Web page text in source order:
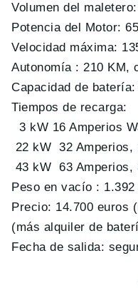
Volumen del
Potencia del Motor:
Velocidad máxima:
Autonomía : 210 KM,
Capacidad de
Tiempos de recarga:
3 kW 16 Amperios
22 kW 32 Amperios,
43 kW 63 Amperios,
Peso en vacío : 1.392
Precio: 14.700 euros
(más alquiler de
Fecha de salida: